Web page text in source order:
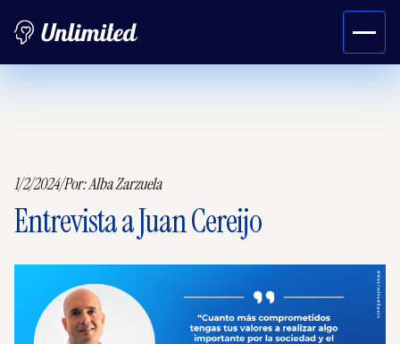
1/2/2024/Por:Alba Zarzuela
Entrevista a Juan Cereijo